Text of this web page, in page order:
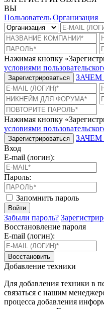
ВЫ
Пользователь Организация
Нажимая кнопку
условиями
Зарегистрироваться
Нажимая кнопку
условиями
Зарегистрироваться
Вход
E-mail (логин):
Пароль:
Запомнить пароль
Войти
Забыли пароль?
Восстановление пароля
E-mail (логин):
Восстановить
Добавление техники
Для добавления техники в
связаться с нашим
процесса добавления